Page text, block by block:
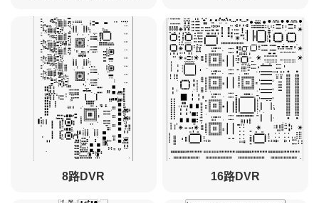
8路DVR 16路DVR